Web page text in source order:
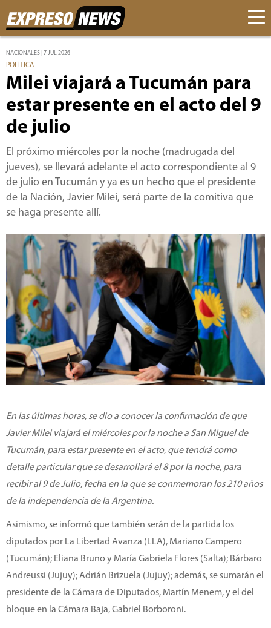
NACIONALES | 7 JUL 2026
POLÍTICA
Milei viajará a Tucumán para
estar presente en el acto del 9
de julio
El próximo miércoles por la noche (madrugada del
jueves), se llevará adelante el acto correspondiente al 9
de julio en Tucumán y ya es un hecho que el presidente
de la Nación, Javier Milei, será parte de la comitiva que
se haga presente allí.
En las últimas horas, se dio a conocer la confirmación de que
Javier Milei viajará el miércoles por la noche a San Miguel de
Tucumán, para estar presente en el acto, que tendrá como
detalle particular que se desarrollará el 8 por la noche, para
recibir al 9 de Julio, fecha en la que se conmemoran los 210 años
de la independencia de la Argentina.
Asimismo, se informó que también serán de la partida los
diputados por La Libertad Avanza (LLA), Mariano Campero
(Tucumán); Eliana Bruno y María Gabriela Flores (Salta); Bárbaro
Andreussi (Jujuy); Adrián Brizuela (Jujuy); además, se sumarán el
presidente de la Cámara de Diputados, Martín Menem, y el del
bloque en la Cámara Baja, Gabriel Borboroni.